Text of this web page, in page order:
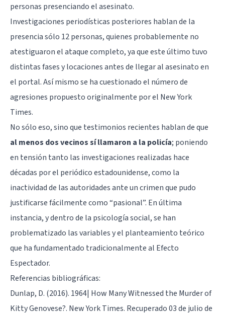
personas presenciando el asesinato.
Investigaciones periodísticas posteriores hablan de la
presencia sólo 12 personas, quienes probablemente no
atestiguaron el ataque completo, ya que este último tuvo
distintas fases y locaciones antes de llegar al asesinato en
el portal. Así mismo se ha cuestionado el número de
agresiones propuesto originalmente por el New York
Times.
No sólo eso, sino que testimonios recientes hablan de que
al menos dos vecinos sí llamaron a la policía; poniendo
en tensión tanto las investigaciones realizadas hace
décadas por el periódico estadounidense, como la
inactividad de las autoridades ante un crimen que pudo
justificarse fácilmente como “pasional”. En última
instancia, y dentro de la psicología social, se han
problematizado las variables y el planteamiento teórico
que ha fundamentado tradicionalmente al Efecto
Espectador.
Referencias bibliográficas:
Dunlap, D. (2016). 1964| How Many Witnessed the Murder of
Kitty Genovese?. New York Times. Recuperado 03 de julio de